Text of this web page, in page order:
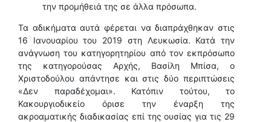
την προμήθειά της σε άλλα πρόσωπα.
Τα αδικήματα αυτά φέρεται να διαπράχθηκαν στις
16 Ιανουαρίου του 2019 στη Λευκωσία. Κατά την
ανάγνωση του κατηγορητηρίου από τον εκπρόσωπο
της κατηγορούσας Αρχής, Βασίλη Μπίσα, ο
Χριστοδούλου απάντησε και στις δύο περιπτώσεις
«Δεν παραδέχομαι». Κατόπιν τούτου, το
Κακουργιοδικείο όρισε την έναρξη της
ακροαματικής διαδικασίας επί της ουσίας για τις 29